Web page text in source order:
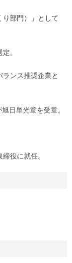
部門）」として
。
ンス推奨企業と
日単光章を受章。
役に就任。